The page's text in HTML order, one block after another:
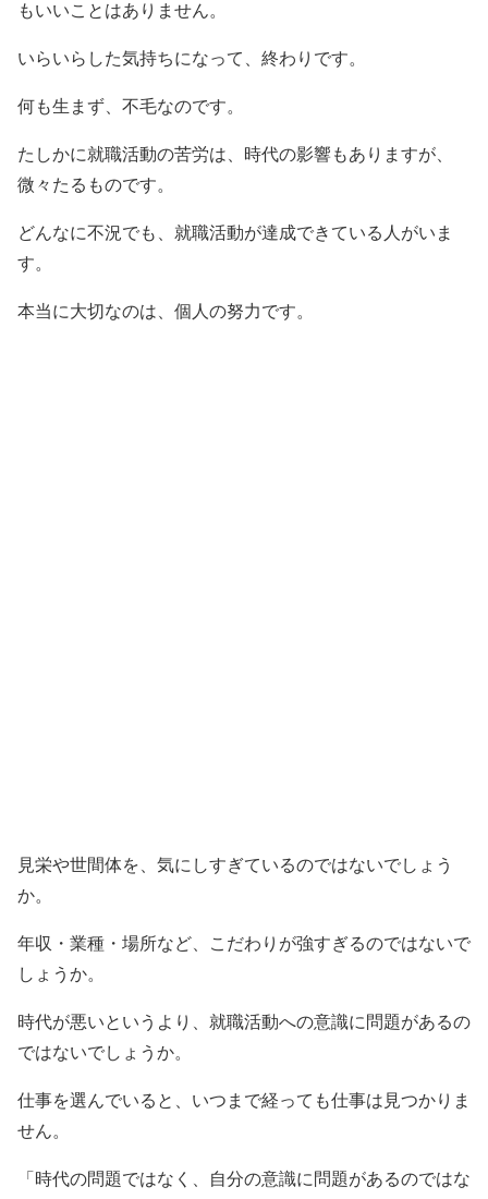
もいいことはありません。
いらいらした気持ちになって、終わりです。
何も生まず、不毛なのです。
たしかに就職活動の苦労は、時代の影響もありますが、
微々たるものです。
どんなに不況でも、就職活動が達成できている人がいま
す。
本当に大切なのは、個人の努力です。
見栄や世間体を、気にしすぎているのではないでしょう
か。
年収・業種・場所など、こだわりが強すぎるのではないで
しょうか。
時代が悪いというより、就職活動への意識に問題があるの
ではないでしょうか。
仕事を選んでいると、いつまで経っても仕事は見つかりま
せん。
「時代の問題ではなく、自分の意識に問題があるのではな